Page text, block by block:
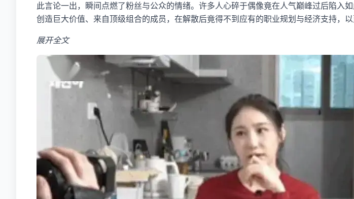
此言论一出，瞬间点燃了粉丝与公众的情绪。许多人心碎于偶像竟在人气巅峰过后陷入
创造巨大价值、来自顶级组合的成员，在解散后竟得不到应有的职业规划与经济支持，
展开全文